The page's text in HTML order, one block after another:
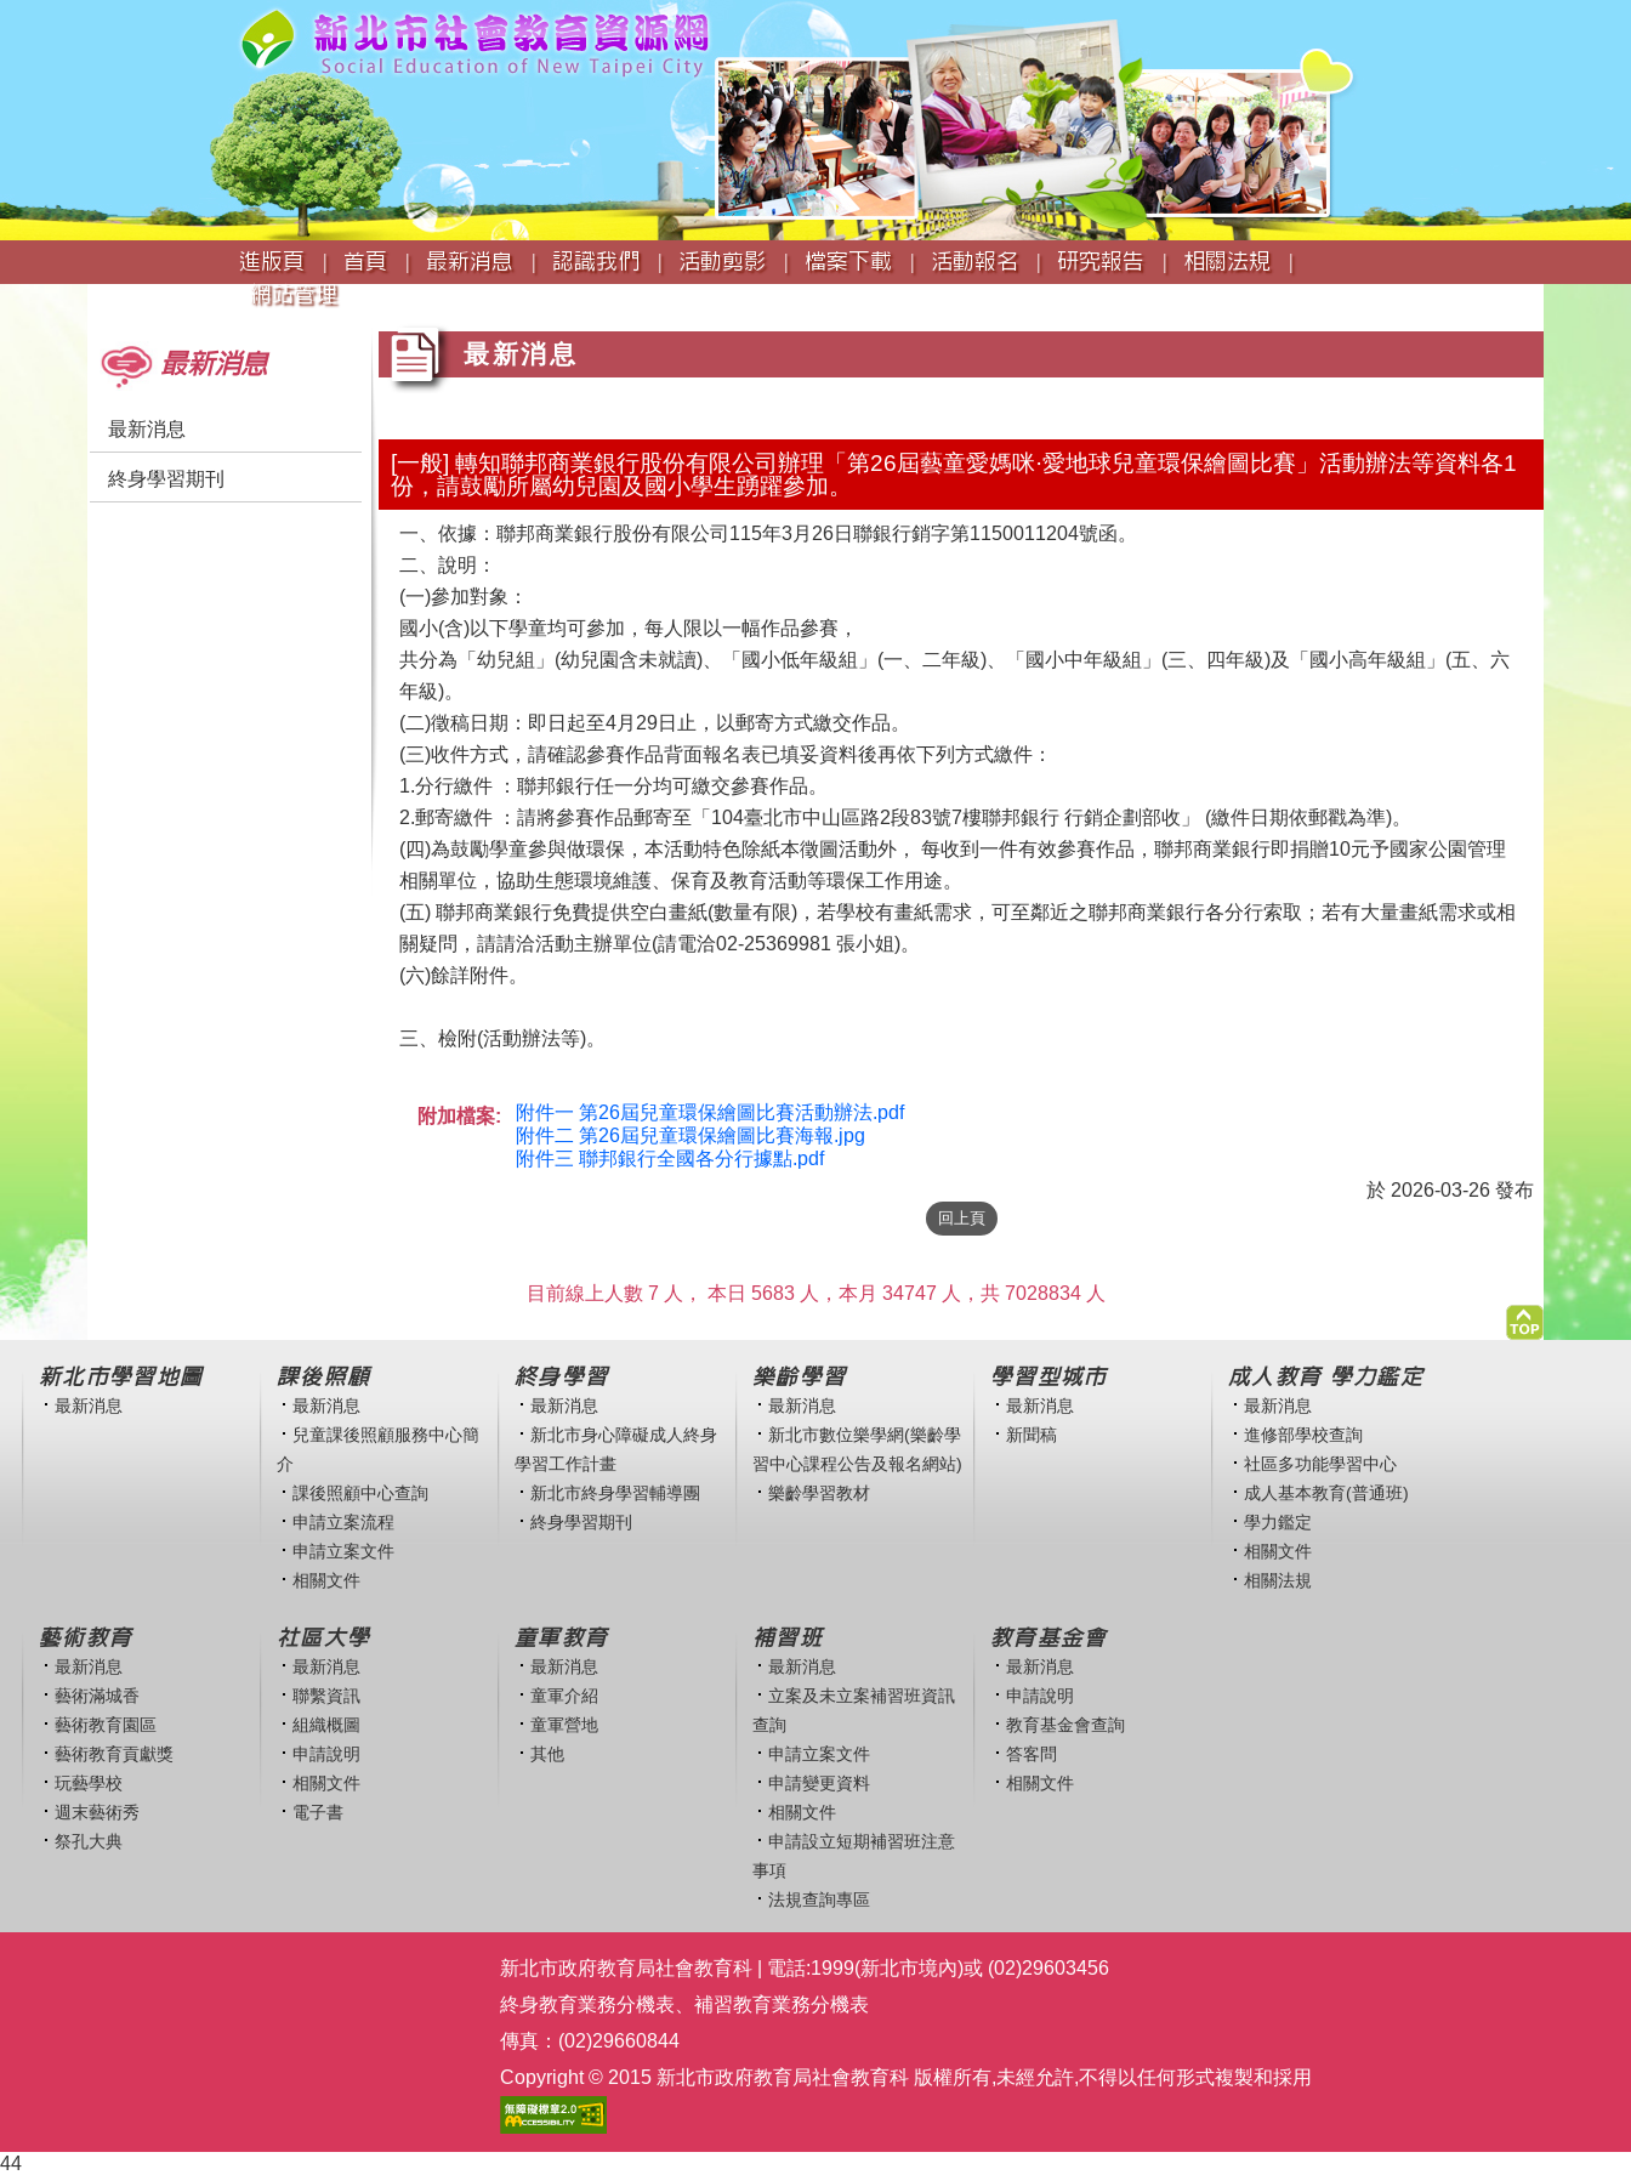
跳
到
主
要
內
容
:::
進版頁 |
首頁 | 最新消息 | 認識我們 | 活動剪影 | 檔案下載 | 活動報名 | 研究報告 |
相關法規 |
網站管理
最新消息
最新消息
終身學習期刊
最新消息
[一般] 轉知聯邦商業銀行股份有限公司辦理「第26屆藝童愛媽咪·愛地球兒童環保繪圖比賽」活動辦法等資料各1
份，請鼓勵所屬幼兒園及國小學生踴躍參加。
一、依據：聯邦商業銀行股份有限公司115年3月26日聯銀行銷字第1150011204號函。
二、說明：
(一)參加對象：
國小(含)以下學童均可參加，每人限以一幅作品參賽，
共分為「幼兒組」(幼兒園含未就讀)、「國小低年級組」(一、二年級)、「國小中年級組」(三、四年級)及「國小高年級組」(五、六
年級)。
(二)徵稿日期：即日起至4月29日止，以郵寄方式繳交作品。
(三)收件方式，請確認參賽作品背面報名表已填妥資料後再依下列方式繳件：
1.分行繳件 ：聯邦銀行任一分均可繳交參賽作品。
2.郵寄繳件 ：請將參賽作品郵寄至「104臺北市中山區路2段83號7樓聯邦銀行 行銷企劃部收」 (繳件日期依郵戳為準)。
(四)為鼓勵學童參與做環保，本活動特色除紙本徵圖活動外， 每收到一件有效參賽作品，聯邦商業銀行即捐贈10元予國家公園管理
相關單位，協助生態環境維護、保育及教育活動等環保工作用途。
(五) 聯邦商業銀行免費提供空白畫紙(數量有限)，若學校有畫紙需求，可至鄰近之聯邦商業銀行各分行索取；若有大量畫紙需求或相
關疑問，請請洽活動主辦單位(請電洽02-25369981 張小姐)。
(六)餘詳附件。
三、檢附(活動辦法等)。
附加檔案:
附件一 第26屆兒童環保繪圖比賽活動辦法.pdf
附件二 第26屆兒童環保繪圖比賽海報.jpg
附件三 聯邦銀行全國各分行據點.pdf
於 2026-03-26 發布
目前線上人數 7 人， 本日 5683 人，本月 34747 人，共 7028834 人
新北市學習地圖
最新消息
課後照顧
最新消息
兒童課後照顧服務中心簡
介
課後照顧中心查詢
申請立案流程
申請立案文件
相關文件
終身學習
最新消息
新北市身心障礙成人終身
學習工作計畫
新北市終身學習輔導團
終身學習期刊
樂齡學習
最新消息
新北市數位樂學網(樂齡學
習中心課程公告及報名網站)
樂齡學習教材
學習型城市
最新消息
新聞稿
成人教育 學力鑑定
最新消息
進修部學校查詢
社區多功能學習中心
成人基本教育(普通班)
學力鑑定
相關文件
相關法規
藝術教育
最新消息
藝術滿城香
藝術教育園區
藝術教育貢獻獎
玩藝學校
週末藝術秀
祭孔大典
社區大學
最新消息
聯繫資訊
組織概圖
申請說明
相關文件
電子書
童軍教育
最新消息
童軍介紹
童軍營地
其他
補習班
最新消息
立案及未立案補習班資訊
查詢
申請立案文件
申請變更資料
相關文件
申請設立短期補習班注意
事項
法規查詢專區
教育基金會
最新消息
申請說明
教育基金會查詢
答客問
相關文件
新北市政府教育局社會教育科 | 電話:1999(新北市境內)或 (02)29603456
終身教育業務分機表
補習教育業務分機表
傳真：(02)29660844
Copyright © 2015 新北市政府教育局社會教育科 版權所有,未經允許,不得以任何形式複製和採用
44